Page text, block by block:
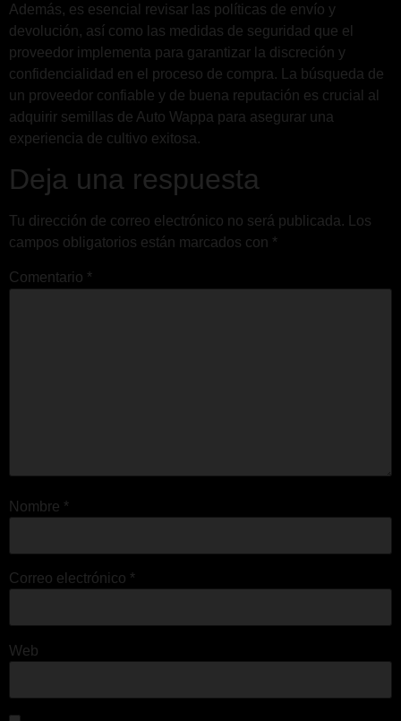
Además, es esencial revisar las políticas de envío y
devolución, así como las medidas de seguridad que el
proveedor implementa para garantizar la discreción y
confidencialidad en el proceso de compra. La búsqueda de
un proveedor confiable y de buena reputación es crucial al
adquirir semillas de Auto Wappa para asegurar una
experiencia de cultivo exitosa.
Deja una respuesta
Tu dirección de correo electrónico no será publicada.
Los
campos obligatorios están marcados con *
Comentario *
Nombre *
Correo electrónico *
Web